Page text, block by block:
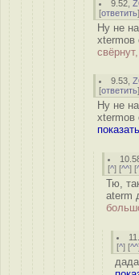
9.52 ,
[ответить]
Ну не
xtermов
свёрнут,
9.53 ,
[ответить]
Ну не
xtermов
показать
[^] [^^] [
Тю,
aterm
[^] [^^